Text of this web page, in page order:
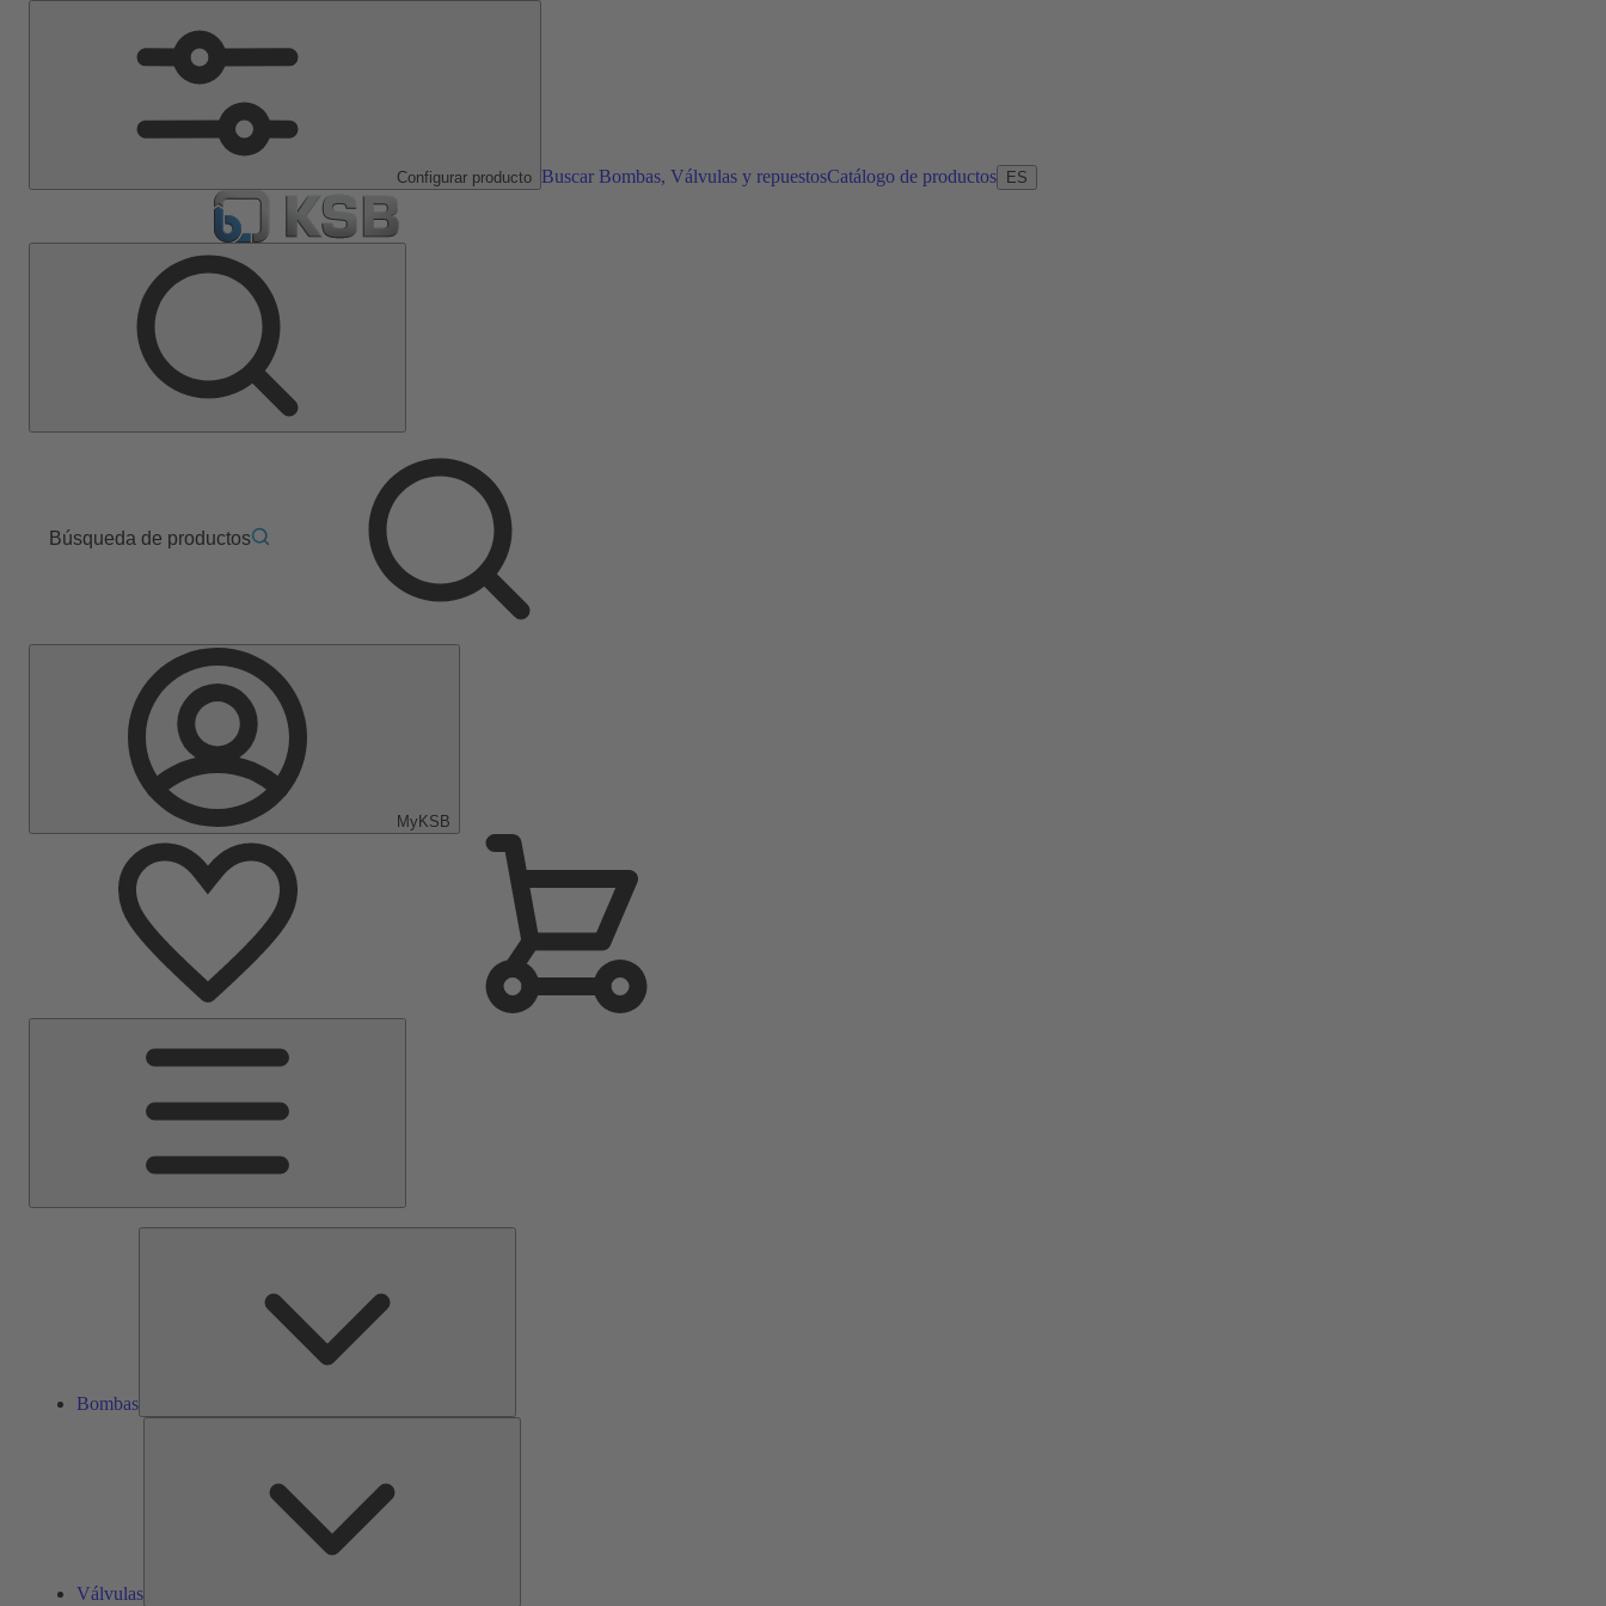
Configurar producto Buscar Bombas, Válvulas y repuestosCatálogo de productos ES
Búsqueda de productos
MyKSB
Bombas
Válvulas